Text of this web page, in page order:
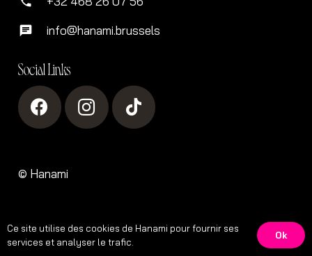
chat info@hanami.brussels
Social Links
© Hanami
Ce site utilise des cookies de Hanami pour fournir ses
services et analyser le trafic.
Ok